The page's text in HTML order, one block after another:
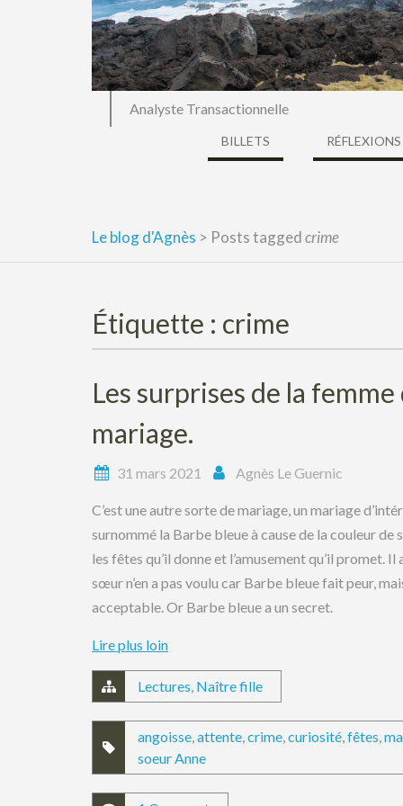
Analyste Transactionnelle
BILLETS RÉFLEXIONS
Le blog d'Agnès > Posts taggedcrime
Étiquette : crime
Les surprises de la
mariage.
31 mars 2021 Agnès Le Guernic
C’est une autre sorte de mariage, un mariage
surnommé la Barbe bleue à cause de la couleur de
les fêtes qu’il donne et l’amusement qu’il promet. Il
sœur n’en a pas voulu car Barbe bleue fait peur,
acceptable. Or Barbe bleue a un secret.
Lire plus loin
Lectures, Naître fille
angoisse,attente,crime,curiosité,fêtes,
soeur Anne